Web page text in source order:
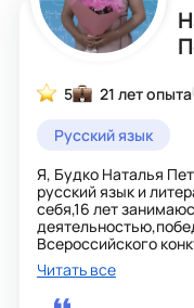
5 21 лет опыта
Русский язык
Я, Будко Наталья
русский язык и
себя,16 лет
Всероссийского конкурса Учитель года
Работаю по
ЕГЭ, опубликованной в педагогических журналах.
настоящее время на достаточно высоком уровне у
Читать все